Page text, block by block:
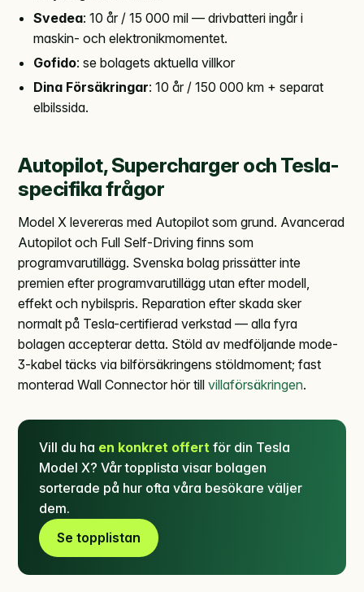
Svedea: 10 år / 15 000 mil — drivbatteri ingår i
maskin- och elektronikmomentet.
Gofido: se bolagets aktuella villkor
Dina Försäkringar: 10 år / 150 000 km + separat
elbilssida.
Autopilot, Supercharger och Tesla-
specifika frågor
Model X levereras med Autopilot som grund. Avancerad
Autopilot och Full Self-Driving finns som
programvarutillägg. Svenska bolag prissätter inte
premien efter programvarutillägg utan efter modell,
effekt och nybilspris. Reparation efter skada sker
normalt på Tesla-certifierad verkstad — alla fyra
bolagen accepterar detta. Stöld av medföljande mode-
3-kabel täcks via bilförsäkringens stöldmoment; fast
monterad Wall Connector hör till villaförsäkringen.
Vill du ha en konkret offert för din Tesla
Model X? Vår topplista visar bolagen
sorterade på hur ofta våra besökare väljer
dem.
Se topplistan